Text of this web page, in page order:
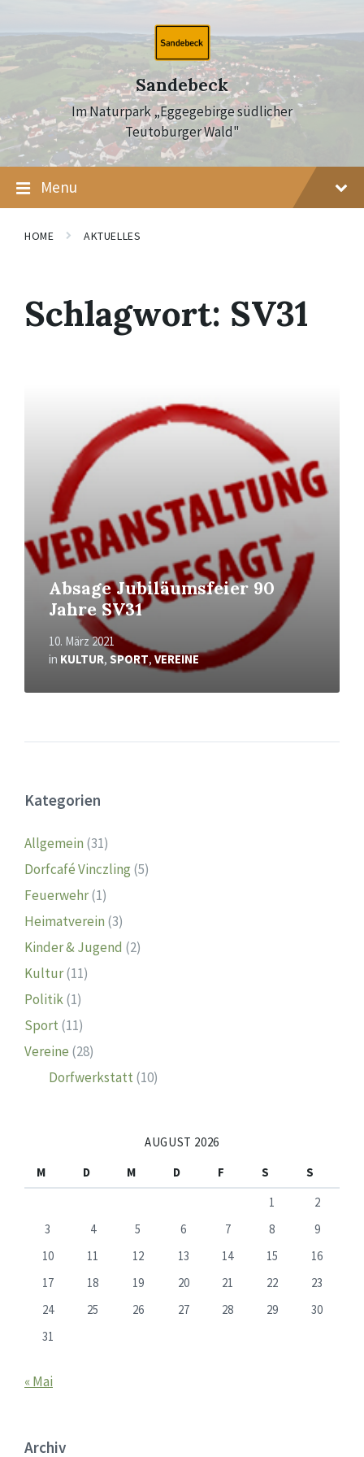
content
main
navigation
footer
Sandebeck
Im Naturpark „Eggegebirge südlicher
Teutoburger Wald"
Menu
HOME AKTUELLES
Schlagwort: SV31
Absage Jubiläumsfeier 90
Jahre SV31
10. März 2021
in KULTUR, SPORT, VEREINE
Kategorien
Allgemein (31)
Dorfcafé Vinczling (5)
Feuerwehr(1)
Heimatverein (3)
Kinder & Jugend (2)
Kultur(11)
Politik(1)
Sport (11)
Vereine (28)
Dorfwerkstatt (10)
AUGUST 2026
M
D M D F S
S
1
2
3
4 5 6 7 8
9
10
11 12 13 14 15
16
17
18 19 20 21 22
23
24
25 26 27 28 29
30
31
« Mai
Archiv